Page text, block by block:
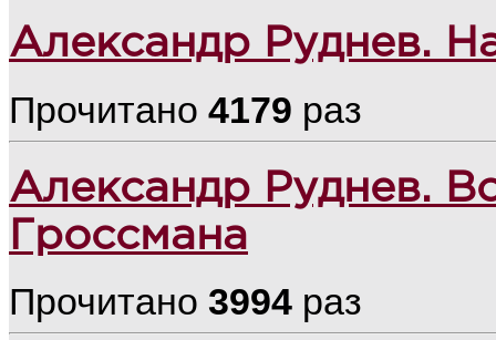
Александр Руднев.
Прочитано 4179 раз
Александр Руднев.
Гроссмана
Прочитано 3994 раз